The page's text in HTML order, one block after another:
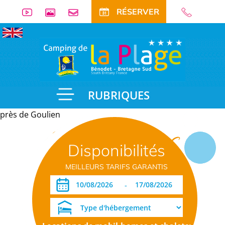
RÉSERVER
RUBRIQUES
Disponibilités
MEILLEURS TARIFS GARANTIS
-
près de Goulien
Informations
pratiques